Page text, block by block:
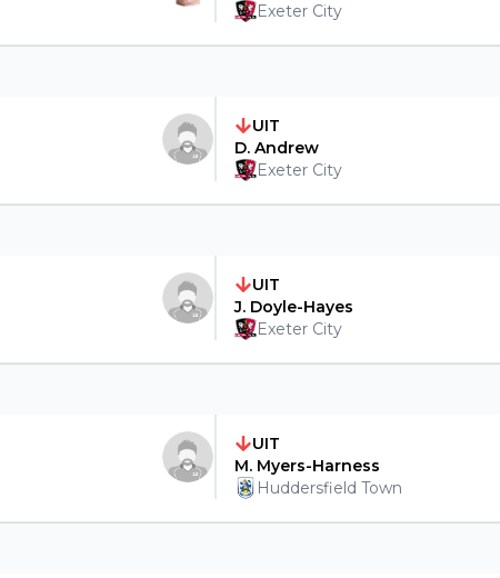
UIT
M. Myers-Harness
Huddersfield Town
UIT
J. Doyle-Hayes
Exeter City
UIT
D. Andrew
Exeter City
Exeter City